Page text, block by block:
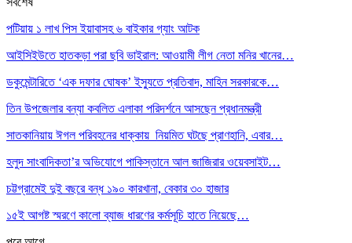
পটিয়ায় ১ লাখ পিস ইয়াবাসহ ৬ বাইকার গ্যাং আটক
আইসিইউতে হাতকড়া পরা ছবি ভাইরাল: আওয়ামী লীগ নেতা মনির খানের…
ডকুমেন্টারিতে ‘এক দফার ঘোষক’ ইস্যুতে প্রতিবাদ, মাহিন সরকারকে…
তিন উপজেলার বন্যা কবলিত এলাকা পরিদর্শনে আসছেন প্রধানমন্ত্রী
সাতকানিয়ায় ঈগল পরিবহনের ধাক্কায় নিয়মিত ঘটছে প্রাণহানি, এবার…
হলুদ সাংবাদিকতা’র অভিযোগে পাকিস্তানে আল জাজিরার ওয়েবসাইট…
চট্টগ্রামেই দুই বছরে বন্ধ ১৯০ কারখানা, বেকার ৩০ হাজার
১৫ই আগষ্ট স্মরণে কালো ব্যাজ ধারণের কর্মসূচি হাতে নিয়েছে…